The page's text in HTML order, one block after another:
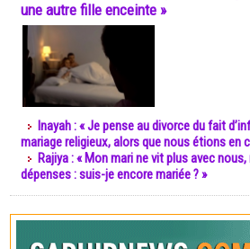
une autre fille enceinte »
Inayah : « Je pense au divorce du fait
mariage religieux, alors que nous étions en
Rajiya : « Mon mari ne vit plus avec
dépenses : suis-je encore mariée ? »